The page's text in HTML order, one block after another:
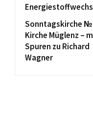
Sonntagskirche №
Kirche Müglenz –
Spuren zu Richard
Wagner